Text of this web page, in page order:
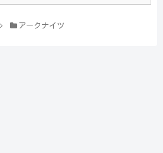
アークナイツ